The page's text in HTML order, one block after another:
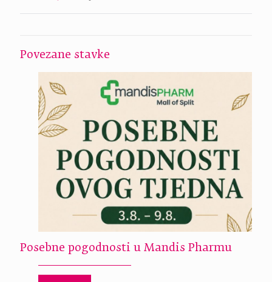
Povezane stavke
Posebne pogodnosti u Mandis Pharmu